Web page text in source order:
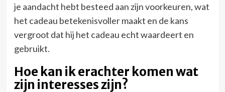
je aandacht hebt besteed aan zijn voorkeuren, wat
het cadeau betekenisvoller maakt en de kans
vergroot dat hij het cadeau echt waardeert en
gebruikt.
Hoe kan ik erachter komen wat
zijn interesses zijn?